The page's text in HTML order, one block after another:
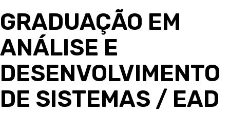
GRADUAÇÃO EM
ANÁLISE E
DESENVOLVIMENTO
DE SISTEMAS / EAD